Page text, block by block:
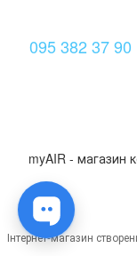
095 382 37 90
myAIR - магазин
Інтернет-магазин